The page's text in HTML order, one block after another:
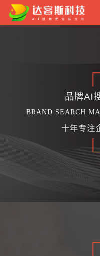
品牌AI
BRAND SEARCH
十年专注